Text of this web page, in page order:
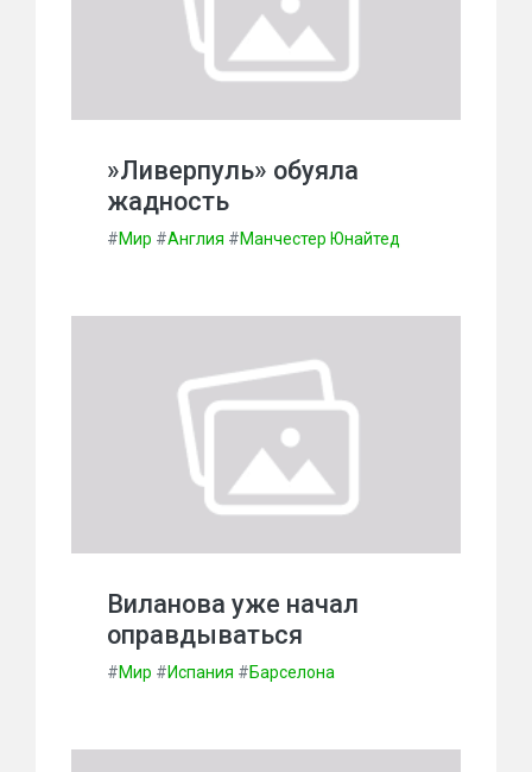
»Ливерпуль» обуяла
жадность
#Мир #Англия #Манчестер Юнайтед
Виланова уже начал
оправдываться
#Мир #Испания #Барселона